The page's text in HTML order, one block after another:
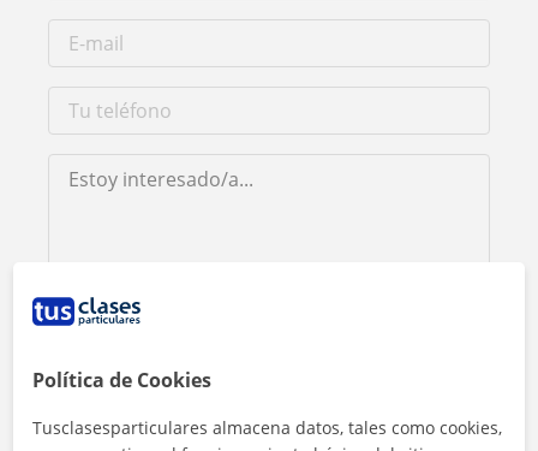
Al hacer clic, aceptas nuestro
Contactar ahora
Política de Cookies
Tusclasesparticulares almacena datos, tales como cookies,